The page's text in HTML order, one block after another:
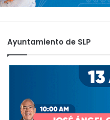
Ayuntamiento de SLP